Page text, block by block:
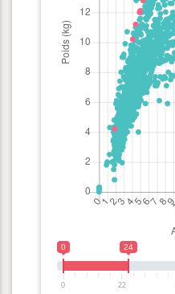
0 24
0 22